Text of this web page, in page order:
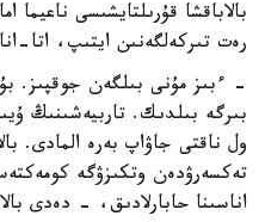
بالاباقشا قۇرىلتايشىسى
رەت تىركەلگەنىن ايتىپ، اتا-
- ءبىز مۇنى بىلگەن جوقپىز.
بىرگە بىلدىك. تاربيەشىنىڭ
ول ناقتى جاۋاپ بەرە المادى.
تەكسەرۋدەن وتكىزۋگە
اناسىنا حابارلادىق، - دەدى